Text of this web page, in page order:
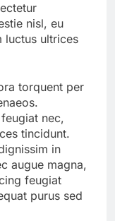
nisl, eu
luctus ultrices
torquent per
nec,
tincidunt.
in
augue magna,
feugiat
purus sed